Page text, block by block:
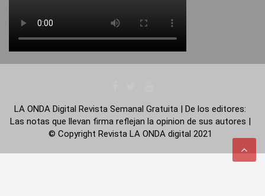
LA ONDA Digital Revista Semanal Gratuita | De los editores:
Las notas que llevan firma reflejan la opinion de sus autores |
© Copyright Revista LA ONDA digital 2021